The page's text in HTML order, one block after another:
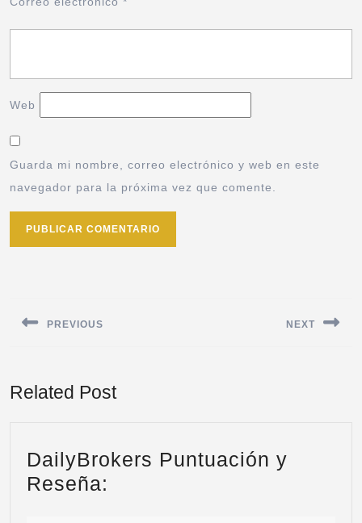
Web
Guarda mi nombre, correo electrónico y web en este
navegador para la próxima vez que comente.
PREVIOUS NEXT
Related Post
DailyBrokers Puntuación y
Reseña: